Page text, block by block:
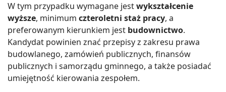
W tym przypadku wymagane jestwykształcenie
wyższe, minimum czteroletni staż pracy, a
preferowanym kierunkiem jest budownictwo.
Kandydat powinien znać przepisy z zakresu prawa
budowlanego, zamówień publicznych, finansów
publicznych i samorządu gminnego, a także posiadać
umiejętność kierowania zespołem.